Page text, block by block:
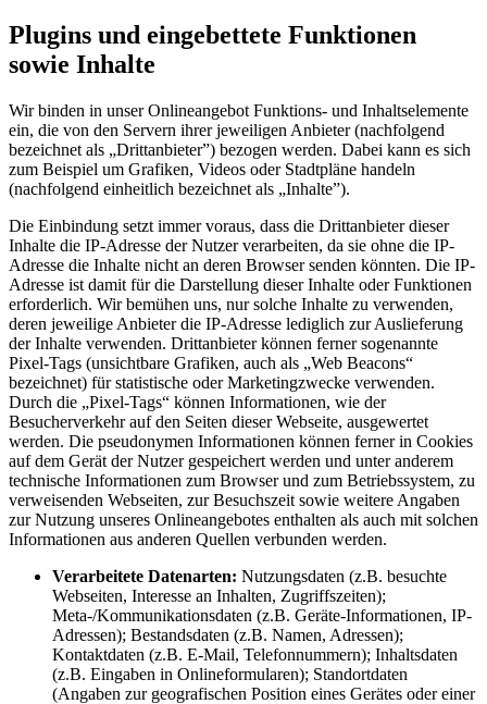
Plugins und eingebettete Funktionen
sowie Inhalte
Wir binden in unser Onlineangebot Funktions- und Inhaltselemente
ein, die von den Servern ihrer jeweiligen Anbieter (nachfolgend
bezeichnet als „Drittanbieter”) bezogen werden. Dabei kann es sich
zum Beispiel um Grafiken, Videos oder Stadtpläne handeln
(nachfolgend einheitlich bezeichnet als „Inhalte”).
Die Einbindung setzt immer voraus, dass die Drittanbieter dieser
Inhalte die IP-Adresse der Nutzer verarbeiten, da sie ohne die IP-
Adresse die Inhalte nicht an deren Browser senden könnten. Die IP-
Adresse ist damit für die Darstellung dieser Inhalte oder Funktionen
erforderlich. Wir bemühen uns, nur solche Inhalte zu verwenden,
deren jeweilige Anbieter die IP-Adresse lediglich zur Auslieferung
der Inhalte verwenden. Drittanbieter können ferner sogenannte
Pixel-Tags (unsichtbare Grafiken, auch als „Web Beacons“
bezeichnet) für statistische oder Marketingzwecke verwenden.
Durch die „Pixel-Tags“ können Informationen, wie der
Besucherverkehr auf den Seiten dieser Webseite, ausgewertet
werden. Die pseudonymen Informationen können ferner in Cookies
auf dem Gerät der Nutzer gespeichert werden und unter anderem
technische Informationen zum Browser und zum Betriebssystem, zu
verweisenden Webseiten, zur Besuchszeit sowie weitere Angaben
zur Nutzung unseres Onlineangebotes enthalten als auch mit solchen
Informationen aus anderen Quellen verbunden werden.
Verarbeitete Datenarten: Nutzungsdaten (z.B. besuchte
Webseiten, Interesse an Inhalten, Zugriffszeiten);
Meta-/Kommunikationsdaten (z.B. Geräte-Informationen, IP-
Adressen); Bestandsdaten (z.B. Namen, Adressen);
Kontaktdaten (z.B. E-Mail, Telefonnummern); Inhaltsdaten
(z.B. Eingaben in Onlineformularen); Standortdaten
(Angaben zur geografischen Position eines Gerätes oder einer